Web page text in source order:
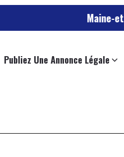
Maine-et-
Publiez Une Annonce Légale